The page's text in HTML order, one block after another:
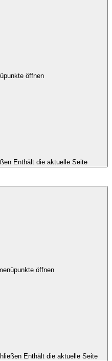
öffnen
Enthält die aktuelle Seite
öffnen
Enthält die aktuelle Seite